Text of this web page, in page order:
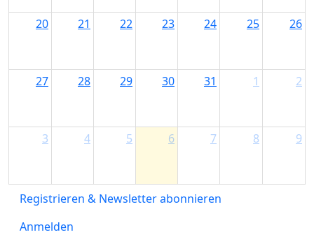
20 21 22 23 24 25 26
27 28 29 30 31 1 2
3 4 5 6 7 8 9
Registrieren & Newsletter abonnieren
Anmelden